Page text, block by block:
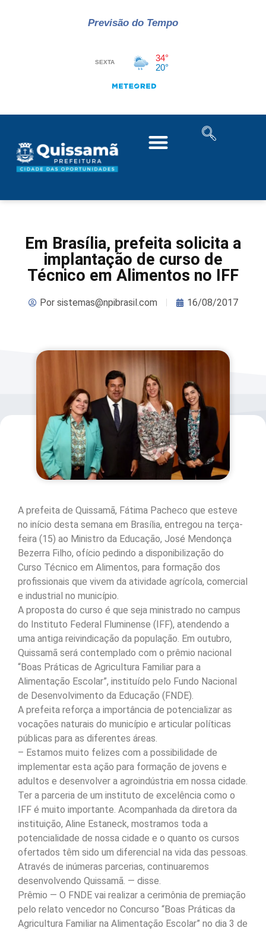
Previsão do Tempo
Em Brasília, prefeita solicita a
implantação de curso de
Técnico em Alimentos no IFF
Porsistemas@npibrasil.com 16/08/2017
A prefeita de Quissamã, Fátima Pacheco que esteve
no início desta semana em Brasília, entregou na terça-
feira (15) ao Ministro da Educação, José Mendonça
Bezerra Filho, ofício pedindo a disponibilização do
Curso Técnico em Alimentos, para formação dos
profissionais que vivem da atividade agrícola, comercial
e industrial no município.
A proposta do curso é que seja ministrado no campus
do Instituto Federal Fluminense (IFF), atendendo a
uma antiga reivindicação da população. Em outubro,
Quissamã será contemplado com o prêmio nacional
“Boas Práticas de Agricultura Familiar para a
Alimentação Escolar”, instituído pelo Fundo Nacional
de Desenvolvimento da Educação (FNDE).
A prefeita reforça a importância de potencializar as
vocações naturais do município e articular políticas
públicas para as diferentes áreas.
– Estamos muito felizes com a possibilidade de
implementar esta ação para formação de jovens e
adultos e desenvolver a agroindústria em nossa cidade.
Ter a parceria de um instituto de excelência como o
IFF é muito importante. Acompanhada da diretora da
instituição, Aline Estaneck, mostramos toda a
potencialidade de nossa cidade e o quanto os cursos
ofertados têm sido um diferencial na vida das pessoas.
Através de inúmeras parcerias, continuaremos
desenvolvendo Quissamã. — disse.
Prêmio — O FNDE vai realizar a cerimônia de premiação
pelo relato vencedor no Concurso “Boas Práticas da
Agricultura Familiar na Alimentação Escolar” no dia 3 de